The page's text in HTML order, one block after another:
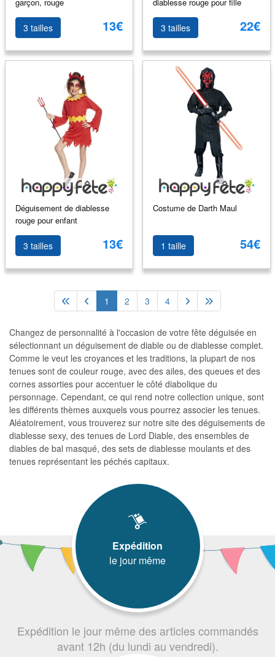
3 tailles 13€ 3 tailles 22€
Déguisement de diablesse
rouge pour enfant
3 tailles 13€
Costume de Darth Maul
1 taille 54€
1 2 3 4
Changez de personnalité à l'occasion de votre fête déguisée en
sélectionnant un déguisement de diable ou de diablesse complet.
Comme le veut les croyances et les traditions, la plupart de nos
tenues sont de couleur rouge, avec des ailes, des queues et des
cornes assorties pour accentuer le côté diabolique du
personnage. Cependant, ce qui rend notre collection unique, sont
les différents thèmes auxquels vous pourrez associer les tenues.
Aléatoirement, vous trouverez sur notre site des déguisements de
diablesse sexy, des tenues de Lord Diable, des ensembles de
diables de bal masqué, des sets de diablesse moulants et des
tenues représentant les péchés capitaux.
Expédition
le jour même
Expédition le jour même des articles commandés
avant 12h (du lundi au vendredi).